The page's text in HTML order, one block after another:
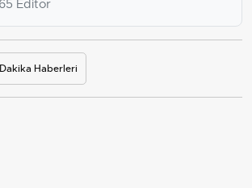
Editör
Haberleri